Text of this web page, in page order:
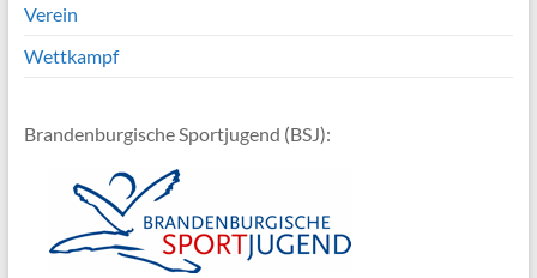
Verein
Wettkampf
Brandenburgische Sportjugend (BSJ):